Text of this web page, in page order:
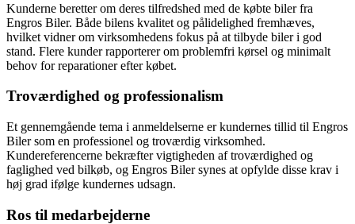
Kunderne beretter om deres tilfredshed med de købte biler fra
Engros Biler. Både bilens kvalitet og pålidelighed fremhæves,
hvilket vidner om virksomhedens fokus på at tilbyde biler i god
stand. Flere kunder rapporterer om problemfri kørsel og minimalt
behov for reparationer efter købet.
Troværdighed og professionalism
Et gennemgående tema i anmeldelserne er kundernes tillid til Engros
Biler som en professionel og troværdig virksomhed.
Kundereferencerne bekræfter vigtigheden af troværdighed og
faglighed ved bilkøb, og Engros Biler synes at opfylde disse krav i
høj grad ifølge kundernes udsagn.
Ros til medarbejderne